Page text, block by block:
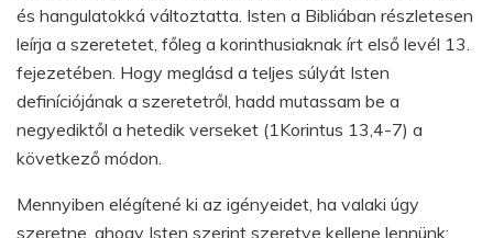
és hangulatokká változtatta. Isten a Bibliában részletesen
leírja a szeretetet, főleg a korinthusiaknak írt első levél 13.
fejezetében. Hogy meglásd a teljes súlyát Isten
definíciójának a szeretetről, hadd mutassam be a
negyediktől a hetedik verseket (1Korintus 13,4-7) a
következő módon.
Mennyiben elégítené ki az igényeidet, ha valaki úgy
szeretne, ahogy Isten szerint szeretve kellene lennünk: